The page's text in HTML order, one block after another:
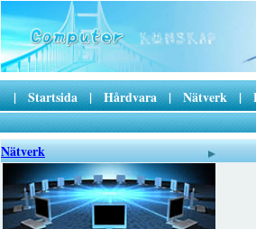
| Startsida | Hårdvara | Nätverk |
Nätverk